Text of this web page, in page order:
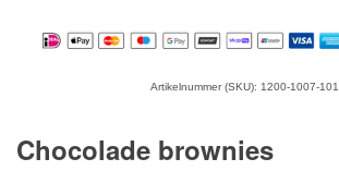
Artikelnummer (SKU): 1200-1007-101
Chocolade brownies